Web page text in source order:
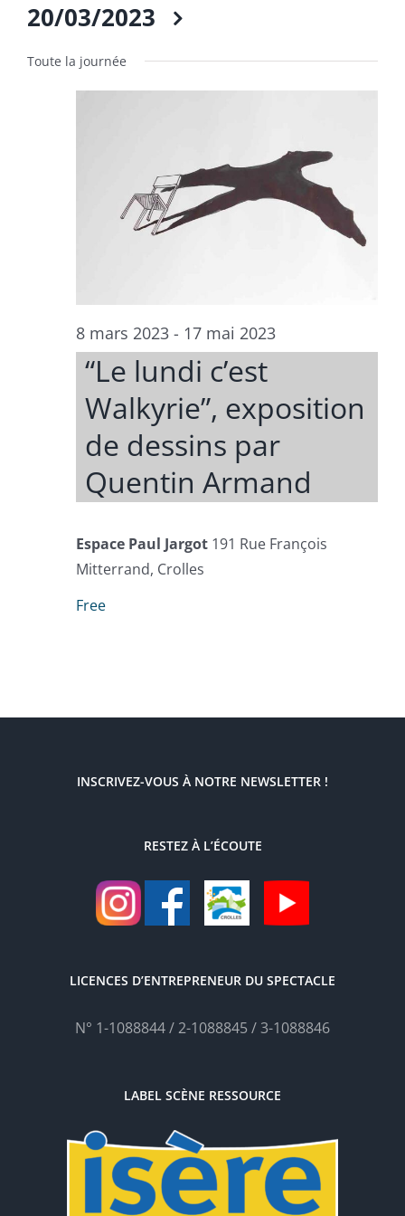
20/03/2023
une
date.
Toute la journée
8 mars 2023 - 17 mai 2023
“Le lundi c’est
Walkyrie”, exposition
de dessins par
Quentin Armand
Espace Paul Jargot 191 Rue François
Mitterrand, Crolles
Free
INSCRIVEZ-VOUS À NOTRE NEWSLETTER !
RESTEZ À L’ÉCOUTE
LICENCES D’ENTREPRENEUR DU SPECTACLE
N° 1-1088844 / 2-1088845 / 3-1088846
LABEL SCÈNE RESSOURCE